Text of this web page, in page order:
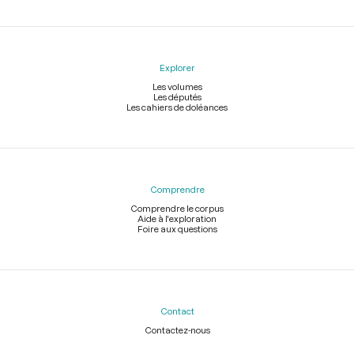
Explorer
Les volumes
Les députés
Les cahiers de doléances
Comprendre
Comprendre le corpus
Aide à l'exploration
Foire aux questions
Contact
Contactez-nous